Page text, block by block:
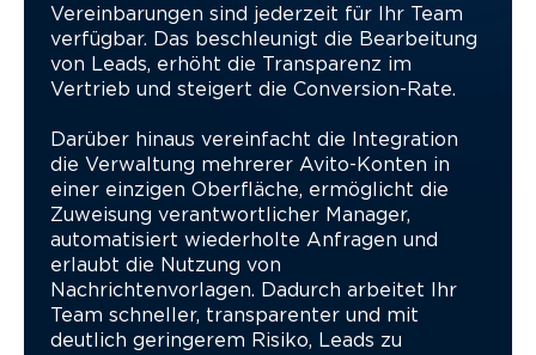
Vereinbarungen sind jederzeit für Ihr Team
verfügbar. Das beschleunigt die Bearbeitung
von Leads, erhöht die Transparenz im
Vertrieb und steigert die Conversion-Rate.
Darüber hinaus vereinfacht die Integration
die Verwaltung mehrerer Avito-Konten in
einer einzigen Oberfläche, ermöglicht die
Zuweisung verantwortlicher Manager,
automatisiert wiederholte Anfragen und
erlaubt die Nutzung von
Nachrichtenvorlagen. Dadurch arbeitet Ihr
Team schneller, transparenter und mit
deutlich geringerem Risiko, Leads zu